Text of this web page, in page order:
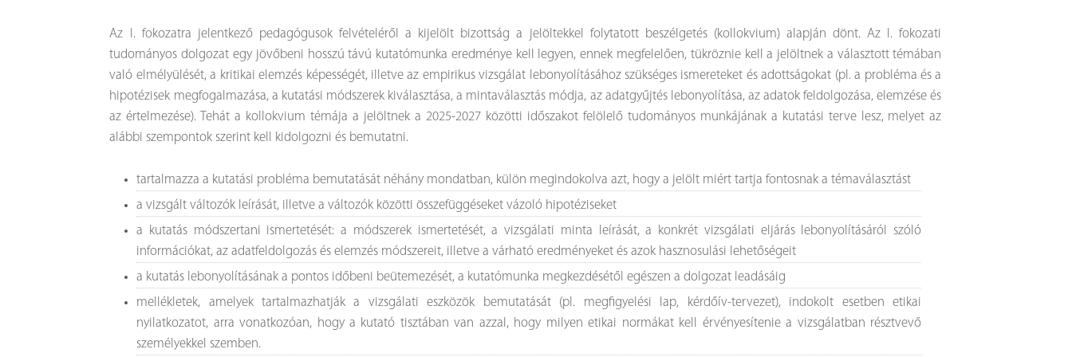
Az I. fokozatra jelentkező pedagógusok felvételéről a kijelölt bizottság a jelöltekkel folytatott beszélgetés (kollokvium) alapján dönt. Az I. fokozati
tudományos dolgozat egy jövőbeni hosszú távú kutatómunka eredménye kell legyen, ennek megfelelően, tükröznie kell a jelöltnek a választott témában
való elmélyülését, a kritikai elemzés képességét, illetve az empirikus vizsgálat lebonyolításához szükséges ismereteket és adottságokat (pl. a probléma és a
hipotézisek megfogalmazása, a kutatási módszerek kiválasztása, a mintaválasztás módja, az adatgyűjtés lebonyolítása, az adatok feldolgozása, elemzése és
az értelmezése). Tehát a kollokvium témája a jelöltnek a 2025-2027 közötti időszakot felölelő tudományos munkájának a kutatási terve lesz, melyet az
alábbi szempontok szerint kell kidolgozni és bemutatni.
tartalmazza a kutatási probléma bemutatását néhány mondatban, külön megindokolva azt, hogy a jelölt miért tartja fontosnak a témaválasztást
a vizsgált változók leírását, illetve a változók közötti összefüggéseket vázoló hipotéziseket
a kutatás módszertani ismertetését: a módszerek ismertetését, a vizsgálati minta leírását, a konkrét vizsgálati eljárás lebonyolításáról szóló
információkat, az adatfeldolgozás és elemzés módszereit, illetve a várható eredményeket és azok hasznosulási lehetőségeit
a kutatás lebonyolításának a pontos időbeni beütemezését, a kutatómunka megkezdésétől egészen a dolgozat leadásáig
mellékletek, amelyek tartalmazhatják a vizsgálati eszközök bemutatását (pl. megfigyelési lap, kérdőív-tervezet), indokolt esetben etikai
nyilatkozatot, arra vonatkozóan, hogy a kutató tisztában van azzal, hogy milyen etikai normákat kell érvényesítenie a vizsgálatban résztvevő
személyekkel szemben.